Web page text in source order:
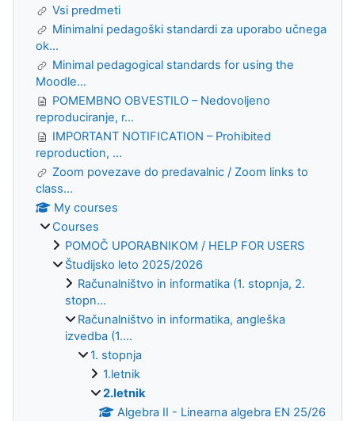
Vsi predmeti
Minimalni pedagoški standardi za uporabo učnega
ok...
Minimal pedagogical standards for using the
Moodle...
POMEMBNO OBVESTILO – Nedovoljeno
reproduciranje, r...
IMPORTANT NOTIFICATION – Prohibited
reproduction, ...
Zoom povezave do predavalnic / Zoom links to
class...
My courses
Courses
POMOČ UPORABNIKOM / HELP FOR USERS
Študijsko leto 2025/2026
Računalništvo in informatika (1. stopnja, 2.
stopn...
Računalništvo in informatika, angleška
izvedba (1....
1. stopnja
1.letnik
2.letnik
Algebra II - Linearna algebra EN 25/26